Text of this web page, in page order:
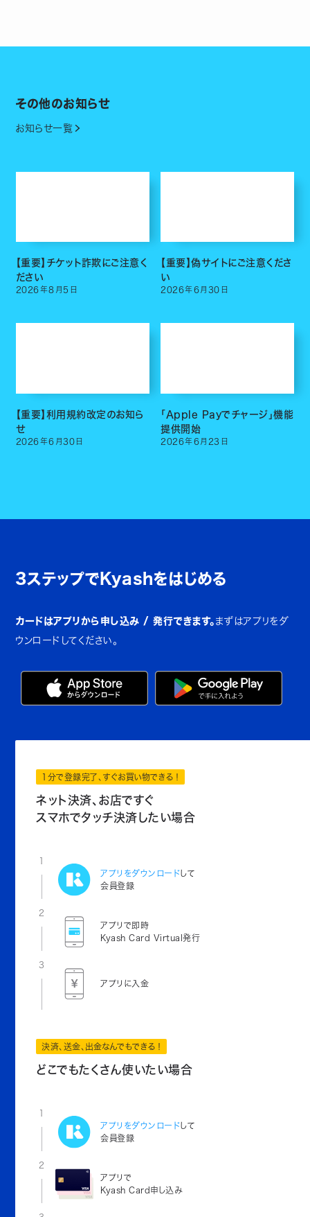
その他のお知らせ
お知らせ一覧
【重要】チケット詐欺にご注意く
ださい
2026年8 月 5 日
【重要】偽サイトにご注意くださ
い
2026年6月 30 日
【重要】利用規約改定のお知ら
せ
2026年6 月 30 日
「Apple Payでチャージ」機能
提供開始
2026年6 月 23 日
3ステップでKyashをはじめる
カードはアプリから申し込み / 発行できます。 まずはアプリをダ
ウンロードしてください。
1分で登録完了、すぐお買い物できる！
ネット決済、お店ですぐ
スマホでタッチ決済したい場合
1
アプリをダウンロードして
会員登録
2
アプリで即時
Kyash Card Virtual発行
3
アプリに入金
決済、送金、出金なんでもできる！
どこでもたくさん使いたい場合
1
アプリをダウンロードして
会員登録
2
アプリで
Kyash Card申し込み